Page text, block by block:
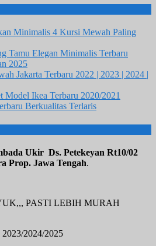
Minimalis 4 Kursi Mewah Paling
Tamu Elegan Minimalis Terbaru
2025
Jakarta Terbaru 2022 | 2023 | 2024 |
Model Ikea Terbaru 2020/2021
Berkualitas Terlaris
Ukir Ds. Petekeyan Rt10/02
Prop. Jawa Tengah.
PASTI LEBIH MURAH
2024/2025